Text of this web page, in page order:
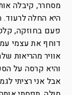
היא החלה לרעוד.
פעם בחוזקה,
דוחף את עצמי
אוויר מהריאות
והיא קרסה על
אבל אני רציתי